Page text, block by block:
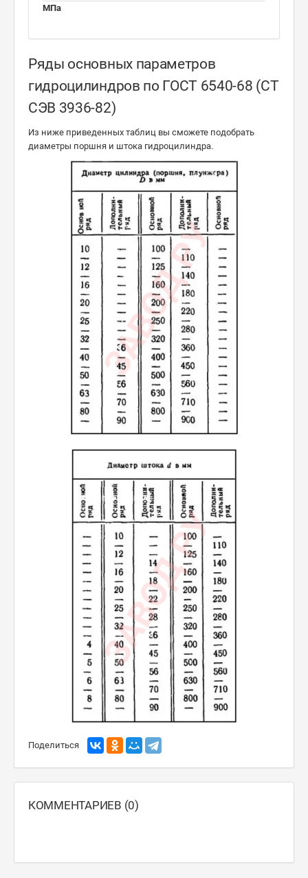
МПа
Ряды основных параметров
гидроцилиндров по ГОСТ 6540-68 (СТ
СЭВ 3936-82)
Из ниже приведенных таблиц вы сможете подобрать
диаметры поршня и штока гидроцилиндра.
Поделиться
КОММЕНТАРИЕВ (0)